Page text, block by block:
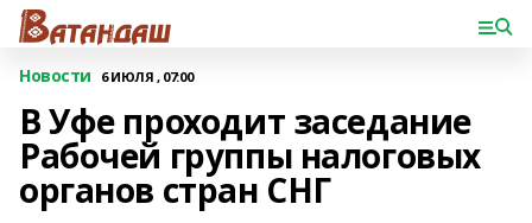
Новости 6 ИЮЛЯ , 07:00
В Уфе проходит заседание
Рабочей группы налоговых
органов стран СНГ